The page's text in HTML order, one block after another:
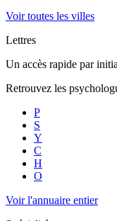
Voir toutes les villes
Lettres
Un accès rapide par
Retrouvez les
P
S
Y
C
H
O
Voir l'annuaire entier